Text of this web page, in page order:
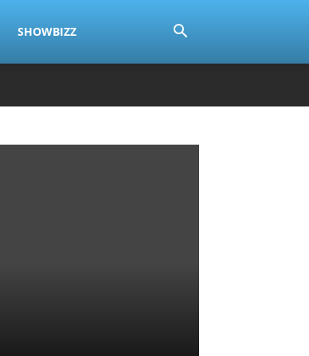
SHOWBIZZ